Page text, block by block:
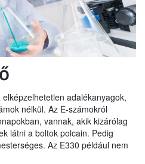
adalékanyagok,
nélkül. Az E-számokról
vannak, akik kizárólag
látni a boltok polcain. Pedig
Az E330 például nem